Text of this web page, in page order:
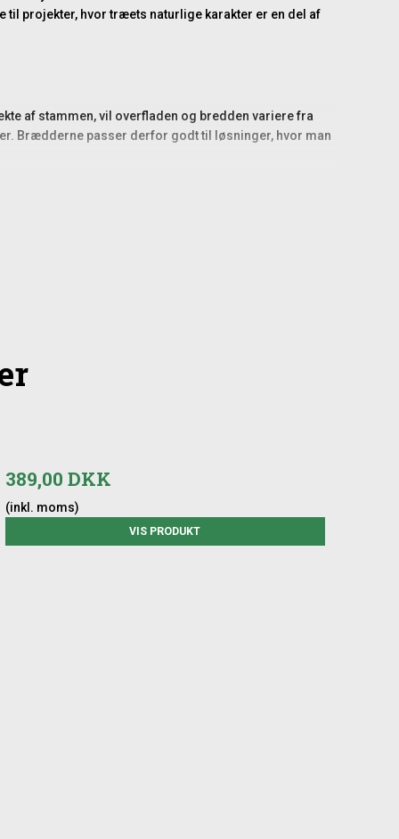
til projekter, hvor træets naturlige karakter er en del af
af stammen, vil overfladen og bredden variere fra
Brædderne passer derfor godt til løsninger, hvor man
med både brede og smallere brædder. Lærketræ
til brug uden behandling, hvis man ønsker et
lærk. Regelmæssig visuel kontrol af brædderne og
389,00 DKK
(inkl. moms)
VIS PRODUKT